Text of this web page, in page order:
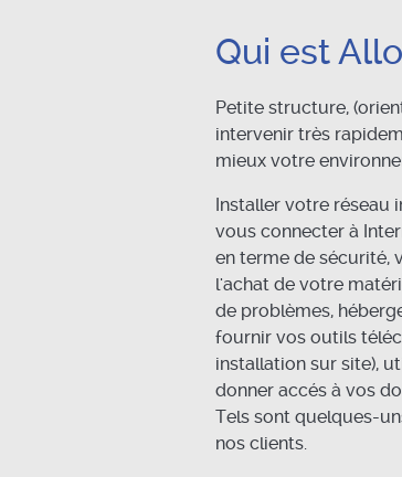
Qui est
Petite structure,
intervenir très
mieux votre
Installer votre réseau
vous connecter à
en terme de sécurité,
l'achat de votre
de problèmes,
fournir vos outils
installation sur site),
donner accés à vos
Tels sont quelques-
nos clients.